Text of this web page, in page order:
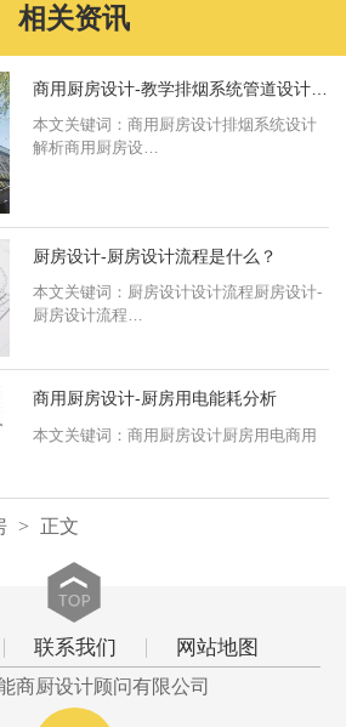
特色的酒店装修设计环境。
带来的艺术感
于每个消费空间相互之间的联
考虑酒店消费者的心理及生理上
户的体验感，舒适度、隐密性都
空间的效果做到极致。
，您的酒店一定会与众不同，
有消费者光顾吗？
版权严禁转载本文，侵权必究、
相关资讯
商用厨房设计-教学排烟系统管道设计解析
本文关键词：商用厨房设计排烟系统设计
解析商用厨房设…
厨房设计-厨房设计流程是什么？
本文关键词：厨房设计设计流程厨房设计-
厨房设计流程…
商用厨房设计-厨房用电能耗分析
本文关键词：商用厨房设计厨房用电商用
> 正文
联系我们 网站地图
商厨设计顾问有限公司